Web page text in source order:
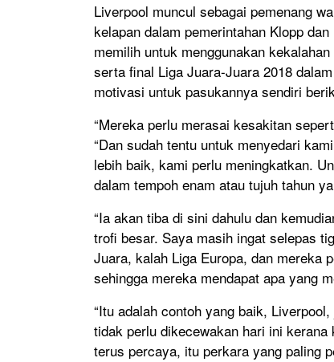
Liverpool muncul sebagai pemenang
kelapan dalam pemerintahan Klopp
memilih untuk menggunakan
serta final Liga Juara-Juara 2018
motivasi untuk pasukannya sendiri
“Mereka perlu merasai kesakitan
“Dan sudah tentu untuk menyedari
lebih baik, kami perlu meningkatkan.
dalam tempoh enam atau tujuh tahun
“Ia akan tiba di sini dahulu dan
trofi besar. Saya masih ingat selepas
Juara, kalah Liga Europa, dan mereka
sehingga mereka mendapat apa yang
“Itu adalah contoh yang baik,
tidak perlu dikecewakan hari ini
terus percaya, itu perkara yang paling